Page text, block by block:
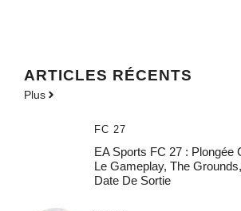
ARTICLES RÉCENTS
Plus
FC 27
EA Sports FC 27 : Plongée
Le Gameplay, The
Date De Sortie